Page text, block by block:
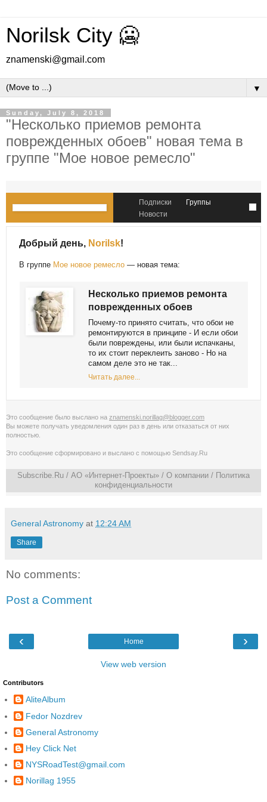
Norilsk City 🥶
znamenski@gmail.com
▼
Sunday, July 8, 2018
"Несколько приемов ремонта
поврежденных обоев" новая тема в
группе "Мое новое ремесло"
Подписки
Группы
Новости
Добрый день, Norilsk!
В группе Мое новое ремесло — новая тема:
Несколько приемов ремонта
поврежденных обоев
Почему-то принято считать, что обои не
ремонтируются в принципе - И если обои
были повреждены, или были испачканы,
то их стоит переклеить заново - Но на
самом деле это не так...
Читать далее...
Это сообщение было выслано на znamenski.norillag@blogger.com
Вы можете получать уведомления один раз в день или отказаться от них
полностью
Это сообщение сформировано и выслано с помощью Sendsay.Ru
Subscribe.Ru / АО «Интернет-Проекты» / О компании / Политика
конфиденциальности
General Astronomy at 12:24 AM
Share
No comments:
Post a Comment
‹ ›
Home
View web version
Contributors
AliteAlbum
Fedor Nozdrev
General Astronomy
Hey Click Net
NYSRoadTest@gmail.com
Norillag 1955